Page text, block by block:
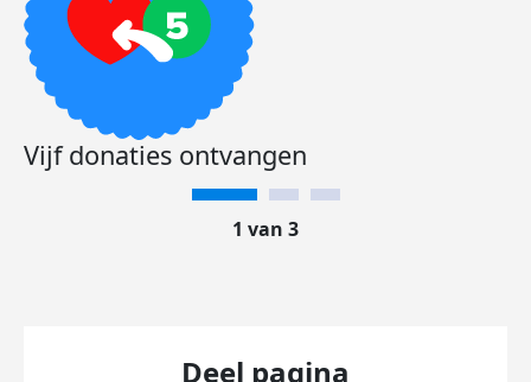
Vijf donaties ontvangen
1 van 3
Deel pagina